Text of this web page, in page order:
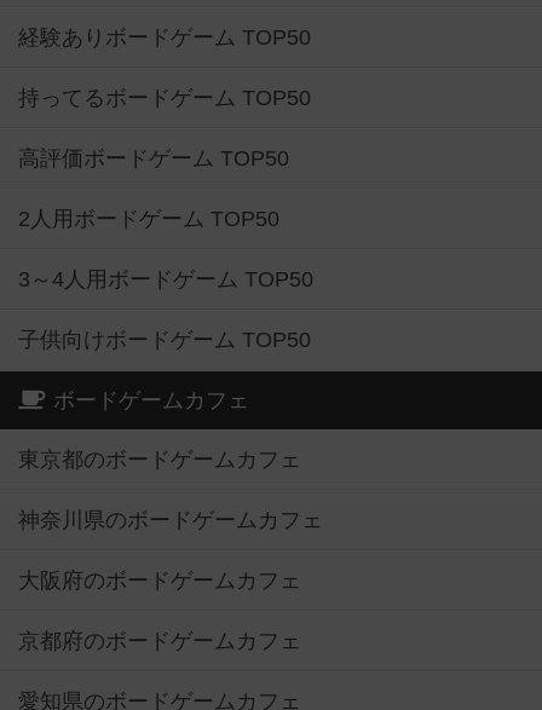
経験ありボードゲーム TOP50
持ってるボードゲーム TOP50
高評価ボードゲーム TOP50
2人用ボードゲーム TOP50
3～4人用ボードゲーム TOP50
子供向けボードゲーム TOP50
ボードゲームカフェ
東京都のボードゲームカフェ
神奈川県のボードゲームカフェ
大阪府のボードゲームカフェ
京都府のボードゲームカフェ
愛知県のボードゲームカフェ